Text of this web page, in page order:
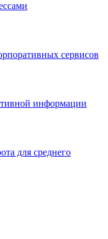
сервисов
информации
для среднего